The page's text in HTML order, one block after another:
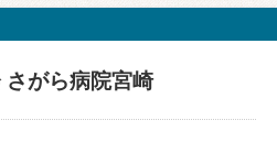
さがら病院宮崎